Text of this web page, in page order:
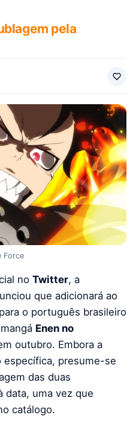
pela
Force
no Twitter, a
que adicionará ao
o português brasileiro
Enen no
outubro. Embora a
específica, presume-se
das duas
data, uma vez que
catálogo.